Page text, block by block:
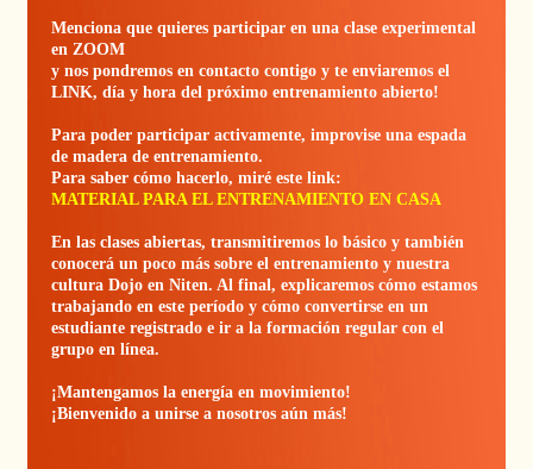
Menciona que quieres participar en una clase experimental
en ZOOM
y nos pondremos en contacto contigo y te enviaremos el
LINK, día y hora del próximo entrenamiento abierto!
Para poder participar activamente, improvise una espada
de madera de entrenamiento.
Para saber cómo hacerlo, miré este link:
MATERIAL PARA EL ENTRENAMIENTO EN CASA
En las clases abiertas, transmitiremos lo básico y también
conocerá un poco más sobre el entrenamiento y nuestra
cultura Dojo en Niten. Al final, explicaremos cómo estamos
trabajando en este período y cómo convertirse en un
estudiante registrado e ir a la formación regular con el
grupo en línea.
¡Mantengamos la energía en movimiento!
¡Bienvenido a unirse a nosotros aún más!